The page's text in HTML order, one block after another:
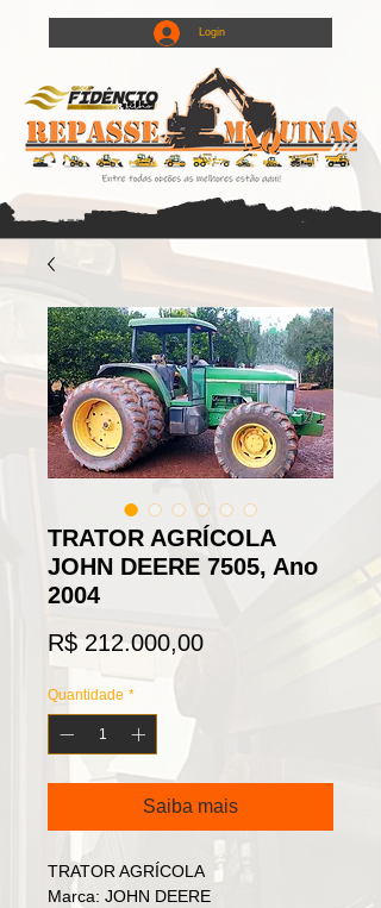
Login
TRATOR AGRÍCOLA
JOHN DEERE 7505, Ano
2004
R$ 212.000,00Preço
Quantidade *
Saiba mais
TRATOR AGRÍCOLA
Marca: JOHN DEERE